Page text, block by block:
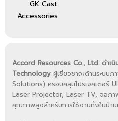
GK Cast
Accessories
Accord Resources Co., Ltd. ดำเนิ
Technology ผู้เชี่ยวชาญด้านระบบภ
Solutions) ครอบคลุมโปรเจคเตอร์
Laser Projector, Laser TV, จอภาพ
คุณภาพสูงสำหรับการใช้งานทั้งในบ้า